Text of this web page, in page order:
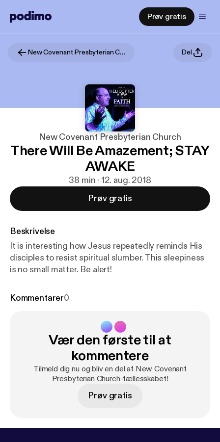
Prøv gratis
New Covenant Presbyterian Church Del
New Covenant Presbyterian Church
There Will Be Amazement; STAY
AWAKE
38 min · 12. aug. 2018
Prøv gratis
Beskrivelse
It is interesting how Jesus repeatedly reminds His
disciples to resist spiritual slumber. This sleepiness
is no small matter. Be alert!
Kommentarer0
Vær den første til at
kommentere
Tilmeld dig nu og bliv en del af New Covenant
Presbyterian Church-fællesskabet!
Prøv gratis